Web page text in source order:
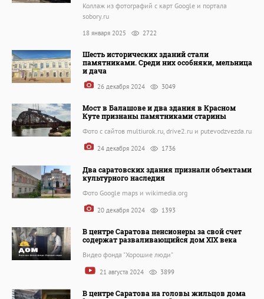
Коллаж из фотографий с карт Google и портала
sobory.ru
18 января 2025 2722
Шесть исторических зданий стали
памятниками. Среди них особняки, мельница
и дача
26 декабря 2024 3049
Мост в Балашове и два здания в Красном
Куте признаны памятниками старины
Фото с сайтов multiurok.ru, drive2.ru и putevodzvezda.ru
24 декабря 2024 1736
Два саратовских здания признали объектами
культурного наследия
Фото Google maps и wikimedia.org
20 декабря 2024 1393
В центре Саратова пенсионеры за свой счет
содержат разваливающийся дом XIX века
Видео фонда "Хорошие люди"
21 августа 2024 3899
В центре Саратова на головы жильцов дома